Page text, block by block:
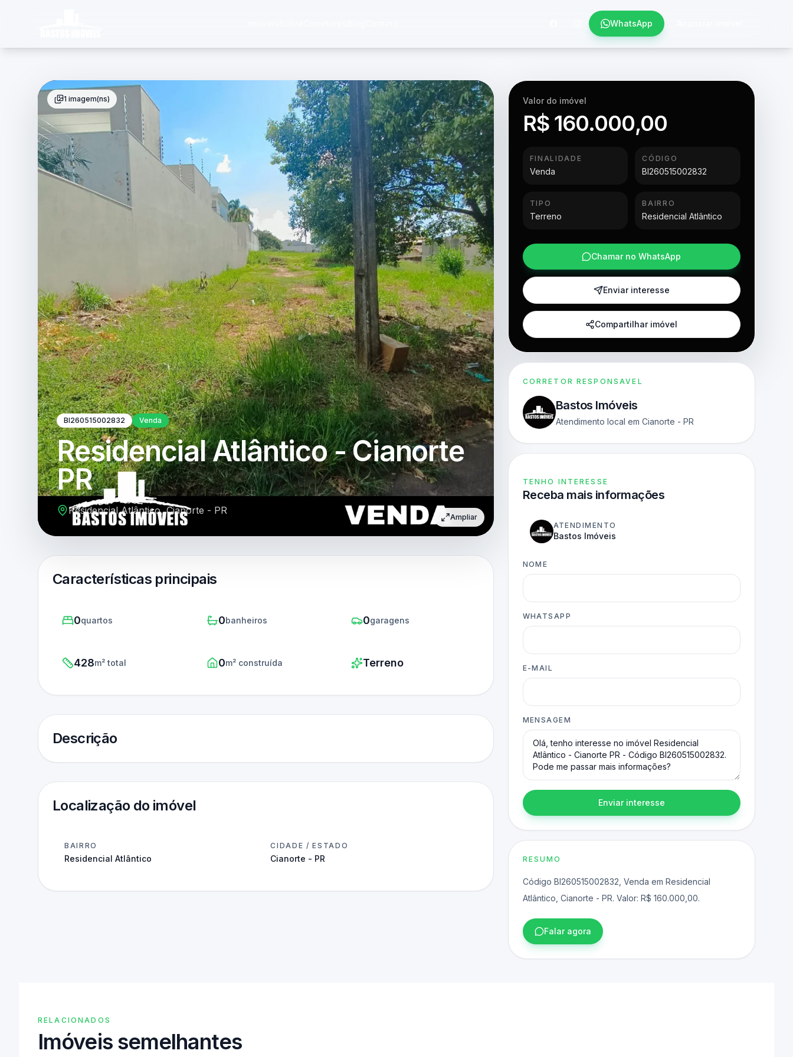
WhatsApp
BI260515002832 Venda
Residencial Atlântico - Cianorte
PR
Residencial Atlântico, Cianorte - PR
1 imagem(ns)
Ampliar
Características principais
0quartos 0banheiros 0garagens
428m² total 0m² construída Terreno
Descrição
Localização do imóvel
BAIRRO
Residencial Atlântico
CIDADE / ESTADO
Cianorte - PR
Valor do imóvel
R$ 160.000,00
FINALIDADE
Venda
CÓDIGO
BI260515002832
TIPO
Terreno
BAIRRO
Residencial Atlântico
Chamar no WhatsApp
Enviar interesse
Compartilhar imóvel
CORRETOR RESPONSAVEL
Bastos Imóveis
Atendimento local em Cianorte - PR
TENHO INTERESSE
Receba mais informações
ATENDIMENTO
Bastos Imóveis
NOME
WHATSAPP
E-MAIL
MENSAGEM
Enviar interesse
RESUMO
Código BI260515002832, Venda em Residencial
Atlântico, Cianorte - PR. Valor: R$ 160.000,00.
Falar agora
RELACIONADOS
Imóveis semelhantes